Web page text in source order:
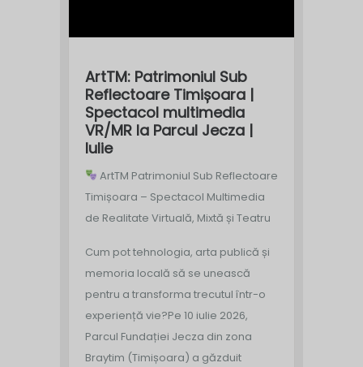
ArtTM: Patrimoniul Sub
Reflectoare Timișoara |
Spectacol multimedia
VR/MR la Parcul Jecza |
Iulie
ArtTM Patrimoniul Sub Reflectoare
Timișoara – Spectacol Multimedia
de Realitate Virtuală, Mixtă și Teatru
Cum pot tehnologia, arta publică și
memoria locală să se unească
pentru a transforma trecutul într-o
experiență vie?Pe 10 iulie 2026,
Parcul Fundației Jecza din zona
Braytim (Timișoara) a găzduit